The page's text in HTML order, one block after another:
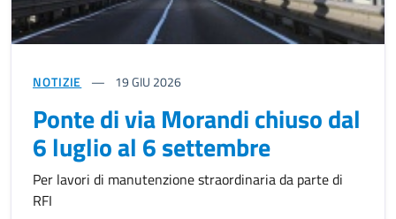
NOTIZIE 19 GIU 2026
Ponte di via Morandi chiuso dal
6 luglio al 6 settembre
Per lavori di manutenzione straordinaria da parte di
RFI